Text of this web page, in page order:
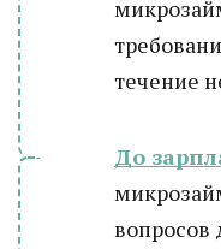
течение
До